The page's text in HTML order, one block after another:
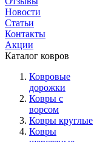
Новости
Статьи
Контакты
Акции
Каталог ковров
Ковровые
дорожки
Ковры с
ворсом
Ковры круглые
Ковры